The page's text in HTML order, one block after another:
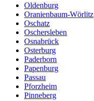
Oldenburg
Oranienbaum-Wörlitz
Oschatz
Oschersleben
Osnabrück
Osterburg
Paderborn
Papenburg
Passau
Pforzheim
Pinneberg